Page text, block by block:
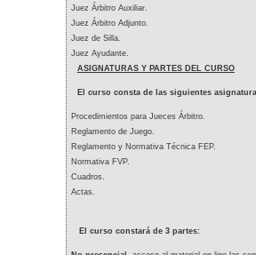
Juez Árbitro Auxiliar.
Juez Árbitro Adjunto.
Juez de Silla.
Juez Ayudante.
ASIGNATURAS Y PARTES DEL CURSO
El curso consta de las siguientes
Procedimientos para Jueces Árbitro.
Reglamento de Juego.
Reglamento y Normativa Técnica FEP.
Normativa FVP.
Cuadros.
Actas.
El curso constará de 3 partes: